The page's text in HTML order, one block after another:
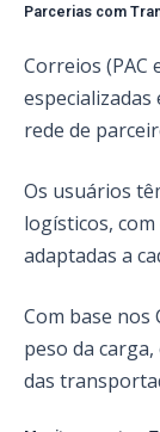
Parcerias com
Correios (PAC
rede de
Os usuários
logísticos,
adaptadas a
Com base nos
peso da
das